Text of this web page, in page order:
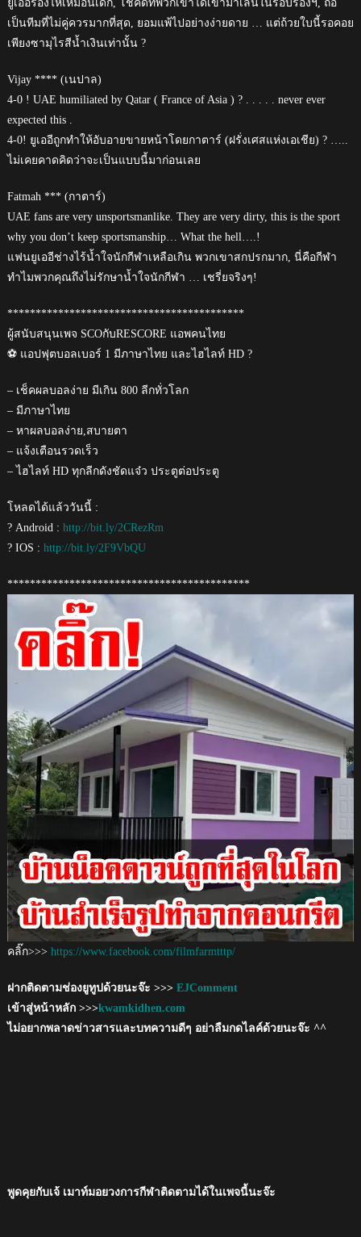
ยูเออีร้องไห้เหมือนเด็ก, โชคดีที่พวกเขาได้เข้ามาเล่นในรอบรองฯ, ถือ
เป็นทีมที่ไม่คู่ควรมากที่สุด, ยอมแพ้ไปอย่างง่ายดาย … แต่ถ้วยใบนี้รอคอย
เพียงซามุไรสีน้ำเงินเท่านั้น ?
Vijay **** (เนปาล)
4-0 ! UAE humiliated by Qatar ( France of Asia ) ? . . . . . never ever
expected this .
4-0! ยูเออีถูกทำให้อับอายขายหน้าโดยกาตาร์ (ฝรั่งเศสแห่งเอเชีย) ? …..
ไม่เคยคาดคิดว่าจะเป็นแบบนี้มาก่อนเลย
Fatmah *** (กาตาร์)
UAE fans are very unsportsmanlike. They are very dirty, this is the sport
why you don’t keep sportsmanship… What the hell….!
แฟนยูเออีช่างไร้น้ำใจนักกีฬาเหลือเกิน พวกเขาสกปรกมาก, นี่คือกีฬา
ทำไมพวกคุณถึงไม่รักษาน้ำใจนักกีฬา … เชรี่ยจริงๆ!
******************************************
ผู้สนับสนุนเพจ SCOกับRESCORE แอพคนไทย
⚽ แอปฟุตบอลเบอร์ 1 มีภาษาไทย และไฮไลท์ HD ?
– เช็คผลบอลง่าย มีเกิน 800 ลีกทั่วโลก
– มีภาษาไทย
– หาผลบอลง่าย,สบายตา
– แจ้งเตือนรวดเร็ว
– ไฮไลท์ HD ทุกลีกดังชัดแจ๋ว ประตูต่อประตู
โหลดได้แล้ววันนี้ :
? Android : http://bit.ly/2CRezRm
? IOS : http://bit.ly/2F9VbQU
*******************************************
คลิ๊ก>>> https://www.facebook.com/filmfarmtttp/
ฝากติดตามช่องยูทูปด้วยนะจ๊ะ >>> EJComment
เข้าสู่หน้าหลัก >>>kwamkidhen.com
ไม่อยากพลาดข่าวสารและบทความดีๆ อย่าลืมกดไลค์ด้วยนะจ๊ะ ^^
พูดคุยกับเจ้ เมาท์มอยวงการกีฬาติดตามได้ในเพจนี้นะจ๊ะ